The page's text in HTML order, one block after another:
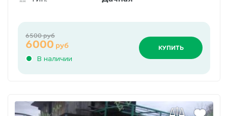
В наличии
6000 руб
6500 руб
КУПИТЬ